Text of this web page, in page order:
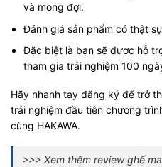
và mong đợi.
Đánh giá sản phẩm có thật
Đặc biệt là bạn sẽ được hỗ
tham gia trải nghiệm 100
Hãy nhanh tay đăng ký để trở
trải nghiệm đầu tiên chương
cùng HAKAWA.
>>> Xem thêm review ghế